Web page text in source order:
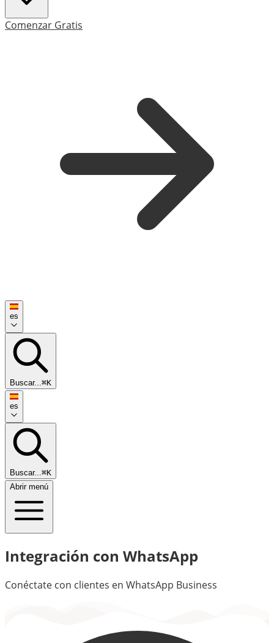
Comenzar Gratis
es
Buscar...⌘K
es
Buscar...⌘K
Abrir menú
Integración con WhatsApp
Conéctate con clientes en WhatsApp Business